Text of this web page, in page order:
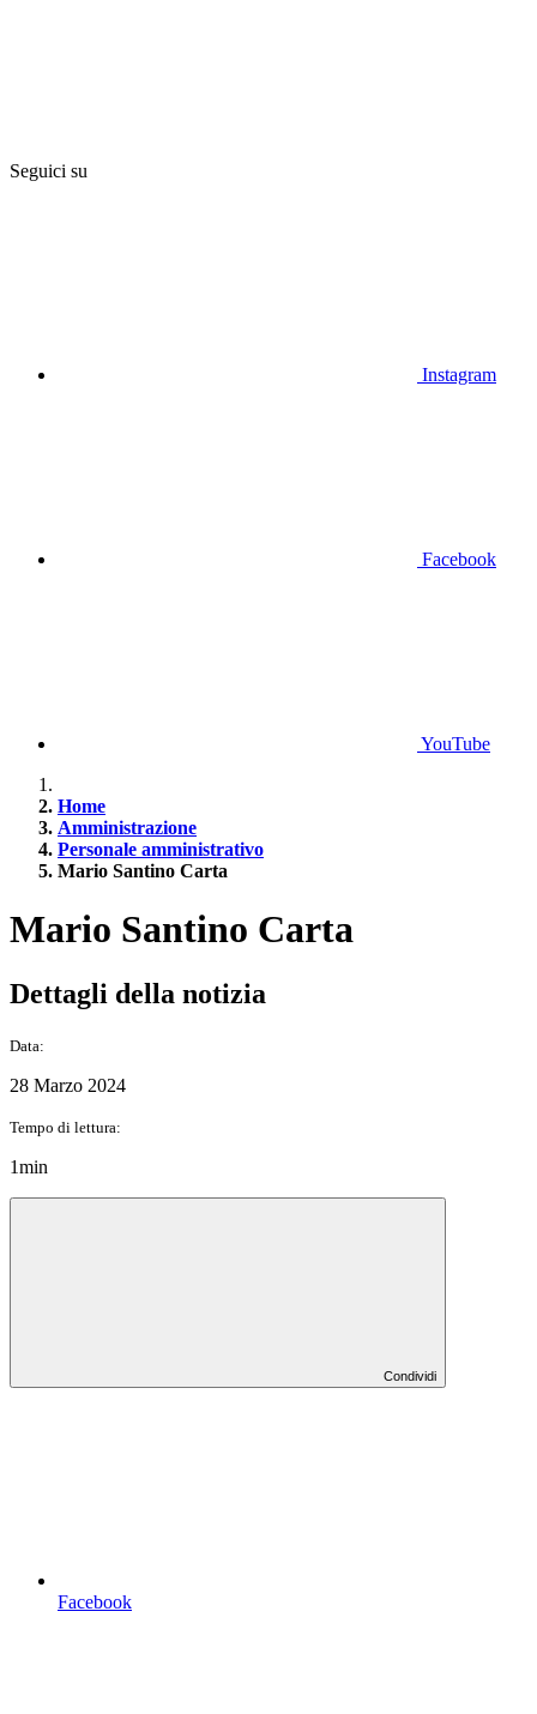
Seguici su
Instagram
Facebook
YouTube
Home
Amministrazione
Personale amministrativo
Mario Santino Carta
Mario Santino Carta
Dettagli della notizia
Data:
28 Marzo 2024
Tempo di lettura:
1min
Condividi
Facebook